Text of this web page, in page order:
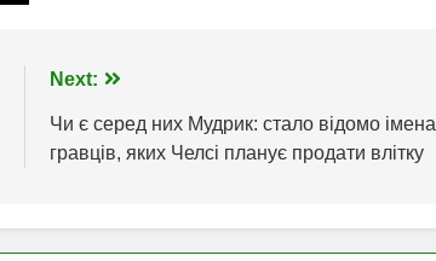
Next:
Чи є серед них Мудрик: стало відомо імена
гравців, яких Челсі планує продати влітку